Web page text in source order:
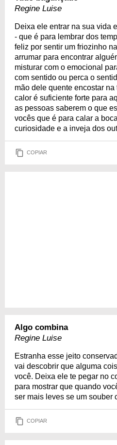
Regine Luise
Deixa ele entrar na sua vida
- que é para lembrar dos
feliz por sentir um friozinho
arrumar para encontrar
misturar com o emocional
com sentido ou perca o
mão dele quente encostar
calor é suficiente forte para
as pessoas saberem o que
vocês que é para calar a
curiosidade e a inveja dos
COPIAR
Algo combina
Regine Luise
Estranha esse jeito
vai descobrir que alguma
você. Deixa ele te pegar no
para mostrar que quando
ser mais leves se um souber
COPIAR